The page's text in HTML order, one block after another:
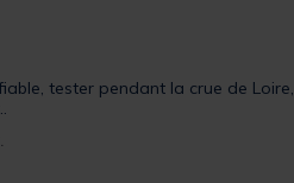
tester pendant la crue de Loire,